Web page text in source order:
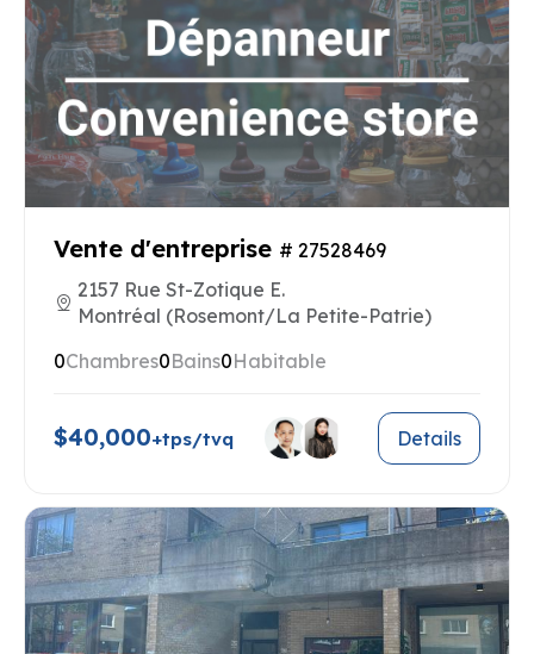
Vente d'entreprise # 27528469
2157 Rue St-Zotique E.
Montréal (Rosemont/La Petite-Patrie)
0Chambres0Bains0Habitable
$40,000+tps/tvq Details